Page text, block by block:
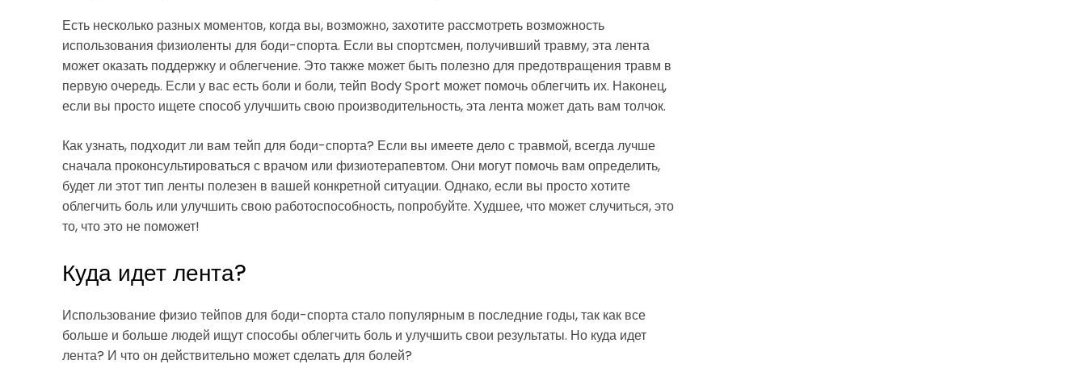
Есть несколько разных моментов, когда вы, возможно, захотите рассмотреть возможность
использования физиоленты для боди-спорта. Если вы спортсмен, получивший травму, эта лента
может оказать поддержку и облегчение. Это также может быть полезно для предотвращения травм в
первую очередь. Если у вас есть боли и боли, тейп Body Sport может помочь облегчить их. Наконец,
если вы просто ищете способ улучшить свою производительность, эта лента может дать вам толчок.
Как узнать, подходит ли вам тейп для боди-спорта? Если вы имеете дело с травмой, всегда лучше
сначала проконсультироваться с врачом или физиотерапевтом. Они могут помочь вам определить,
будет ли этот тип ленты полезен в вашей конкретной ситуации. Однако, если вы просто хотите
облегчить боль или улучшить свою работоспособность, попробуйте. Худшее, что может случиться, это
то, что это не поможет!
Куда идет лента?
Использование физио тейпов для боди-спорта стало популярным в последние годы, так как все
больше и больше людей ищут способы облегчить боль и улучшить свои результаты. Но куда идет
лента? И что он действительно может сделать для болей?